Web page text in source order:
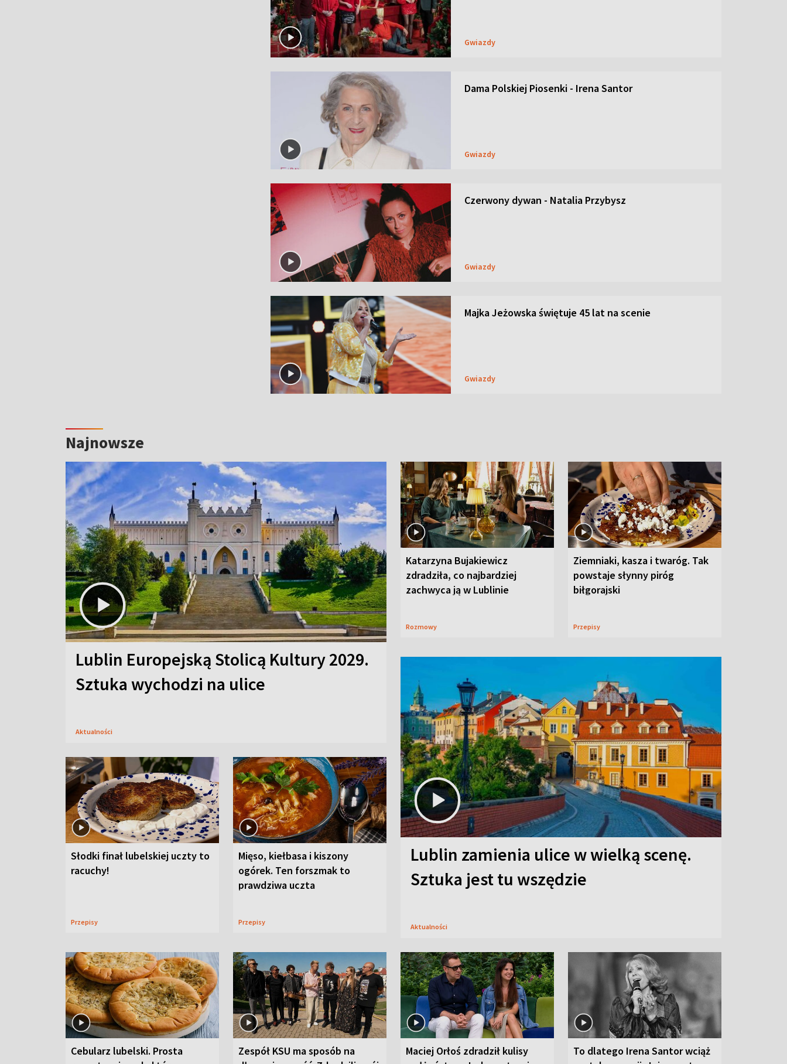
Gwiazdy
Dama Polskiej Piosenki - Irena Santor
Gwiazdy
Czerwony dywan - Natalia Przybysz
Gwiazdy
Majka Jeżowska świętuje 45 lat na scenie
Gwiazdy
Najnowsze
Lublin Europejską Stolicą Kultury 2029.
Sztuka wychodzi na ulice
Aktualności
Katarzyna Bujakiewicz
zdradziła, co najbardziej
zachwyca ją w Lublinie
Rozmowy
Ziemniaki, kasza i twaróg. Tak
powstaje słynny piróg
biłgorajski
Przepisy
Słodki finał lubelskiej uczty to
racuchy!
Przepisy
Mięso, kiełbasa i kiszony
ogórek. Ten forszmak to
prawdziwa uczta
Przepisy
Lublin zamienia ulice w wielką scenę.
Sztuka jest tu wszędzie
Aktualności
Cebularz lubelski. Prosta
Zespół KSU ma sposób na
Maciej Orłoś zdradził kulisy
To dlatego Irena Santor wciąż